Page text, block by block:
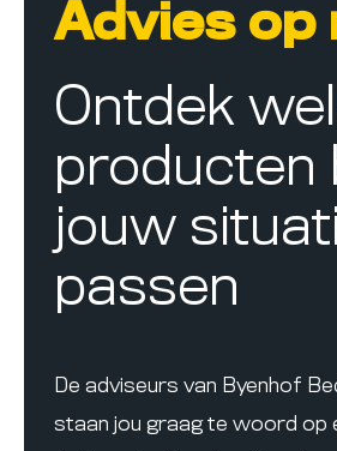
Advies op
Ontdek
producten
jouw
passen
De adviseurs van Byenhof
staan jou graag te woord op